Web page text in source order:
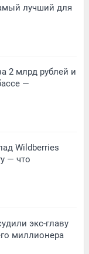
лучший для
2 млрд рублей и
—
Wildberries
— что
экс-главу
миллионера